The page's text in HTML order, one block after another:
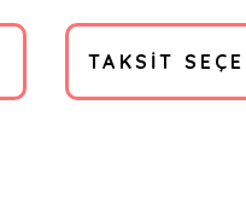
TAKSIT